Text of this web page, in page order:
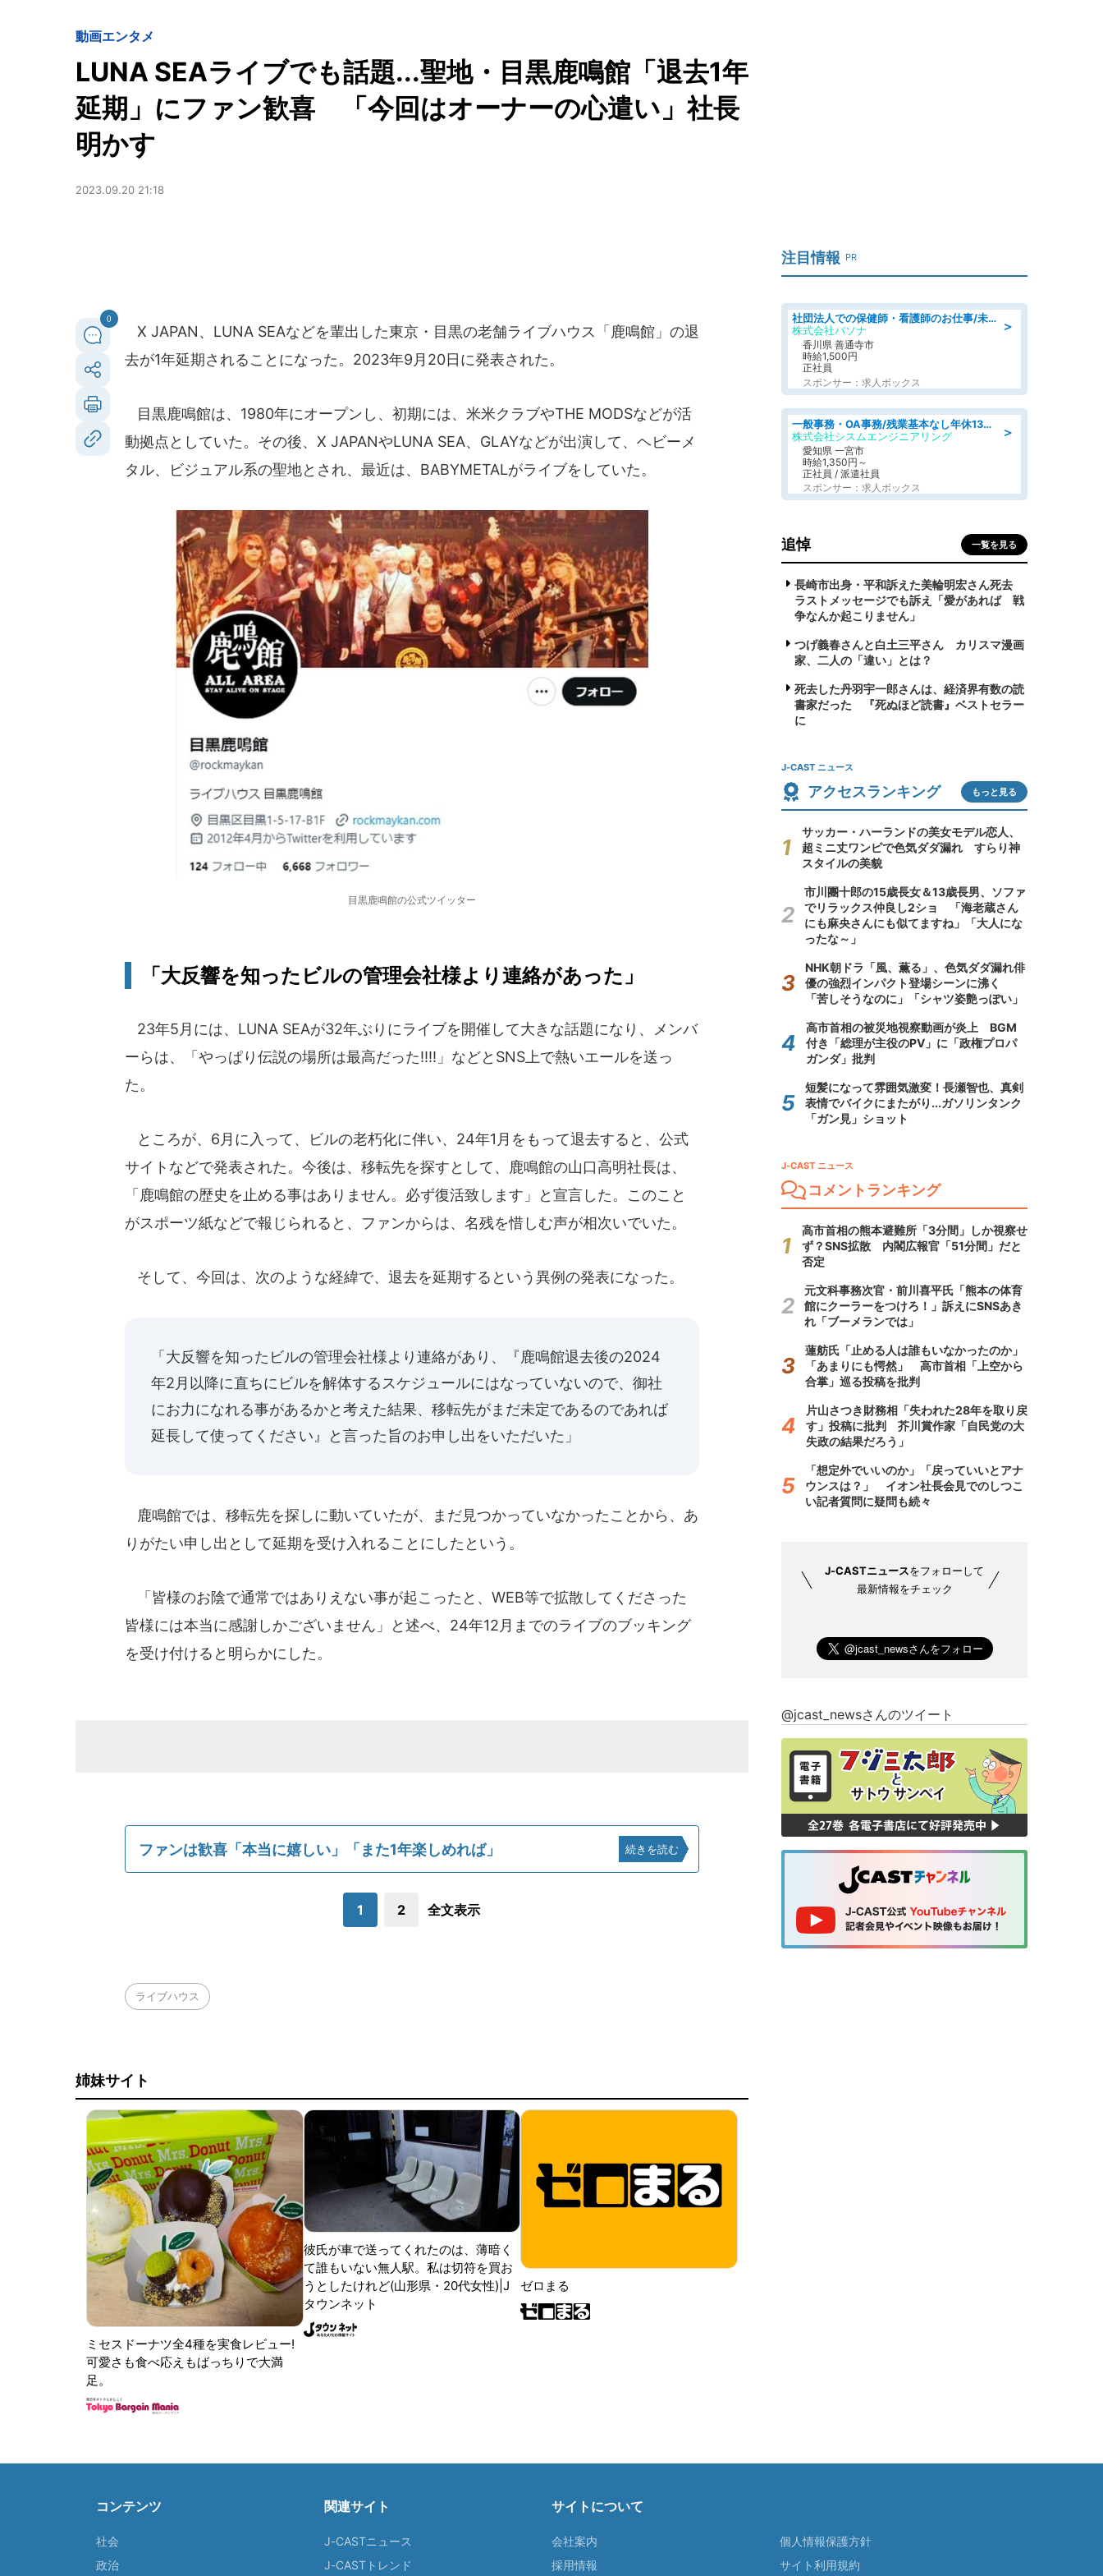
動画エンタメ
LUNA SEAライブでも話題...聖地・目黒鹿鳴館「退去1年
延期」にファン歓喜 「今回はオーナーの心遣い」社長
明かす
2023.09.20 21:18
0
X JAPAN、LUNA SEAなどを輩出した東京・目黒の老舗ライブハウス「鹿鳴館」の退
去が1年延期されることになった。2023年9月20日に発表された。
目黒鹿鳴館は、1980年にオープンし、初期には、米米クラブやTHE MODSなどが活
動拠点としていた。その後、X JAPANやLUNA SEA、GLAYなどが出演して、ヘビーメ
タル、ビジュアル系の聖地とされ、最近は、BABYMETALがライブをしていた。
目黒鹿鳴館の公式ツイッター
「大反響を知ったビルの管理会社様より連絡があった」
23年5月には、LUNA SEAが32年ぶりにライブを開催して大きな話題になり、メンバ
ーらは、「やっぱり伝説の場所は最高だった!!!!」などとSNS上で熱いエールを送っ
た。
ところが、6月に入って、ビルの老朽化に伴い、24年1月をもって退去すると、公式
サイトなどで発表された。今後は、移転先を探すとして、鹿鳴館の山口高明社長は、
「鹿鳴館の歴史を止める事はありません。必ず復活致します」と宣言した。このこと
がスポーツ紙などで報じられると、ファンからは、名残を惜しむ声が相次いでいた。
そして、今回は、次のような経緯で、退去を延期するという異例の発表になった。
「大反響を知ったビルの管理会社様より連絡があり、『鹿鳴館退去後の2024
年2月以降に直ちにビルを解体するスケジュールにはなっていないので、御社
にお力になれる事があるかと考えた結果、移転先がまだ未定であるのであれば
延長して使ってください』と言った旨のお申し出をいただいた」
鹿鳴館では、移転先を探しに動いていたが、まだ見つかっていなかったことから、あ
りがたい申し出として延期を受け入れることにしたという。
「皆様のお陰で通常ではありえない事が起こったと、WEB等で拡散してくださった
皆様には本当に感謝しかございません」と述べ、24年12月までのライブのブッキング
を受け付けると明らかにした。
ファンは歓喜「本当に嬉しい」「また1年楽しめれば」 続きを読む
1 2 全文表示
ライブハウス
姉妹サイト
ミセスドーナツ全4種を実食レビュー!
可愛さも食べ応えもばっちりで大満
足。
彼氏が車で送ってくれたのは、薄暗く
て誰もいない無人駅。私は切符を買お
うとしたけれど(山形県・20代女性)|J
タウンネット
ゼロまる
注目情報 PR
＞
社団法人での保健師・看護師のお仕事/未経験OK/要資格:普通免許、保健師、正看護師
株式会社パソナ
香川県 善通寺市
時給1,500円
正社員
スポンサー：求人ボックス
＞
一般事務・OA事務/残業基本なし年休130日社保完備の一般・調達事務
株式会社シスムエンジニアリング
愛知県 一宮市
時給1,350円～
正社員 / 派遣社員
スポンサー：求人ボックス
追悼 一覧を見る
長崎市出身・平和訴えた美輪明宏さん死去
ラストメッセージでも訴え「愛があれば 戦
争なんか起こりません」
つげ義春さんと白土三平さん カリスマ漫画
家、二人の「違い」とは？
死去した丹羽宇一郎さんは、経済界有数の読
書家だった 『死ぬほど読書』ベストセラー
に
J-CAST ニュース
アクセスランキング もっと見る
サッカー・ハーランドの美女モデル恋人、
超ミニ丈ワンピで色気ダダ漏れ すらり神
スタイルの美貌
市川團十郎の15歳長女＆13歳長男、ソファ
でリラックス仲良し2ショ 「海老蔵さん
にも麻央さんにも似てますね」「大人にな
ったな～」
NHK朝ドラ「風、薫る」、色気ダダ漏れ俳
優の強烈インパクト登場シーンに沸く
「苦しそうなのに」「シャツ姿艶っぽい」
高市首相の被災地視察動画が炎上 BGM
付き「総理が主役のPV」に「政権プロパ
ガンダ」批判
短髪になって雰囲気激変！長瀬智也、真剣
表情でバイクにまたがり...ガソリンタンク
「ガン見」ショット
J-CAST ニュース
コメントランキング
高市首相の熊本避難所「3分間」しか視察せ
ず？SNS拡散 内閣広報官「51分間」だと
否定
元文科事務次官・前川喜平氏「熊本の体育
館にクーラーをつけろ！」訴えにSNSあき
れ「ブーメランでは」
蓮舫氏「止める人は誰もいなかったのか」
「あまりにも愕然」 高市首相「上空から
合掌」巡る投稿を批判
片山さつき財務相「失われた28年を取り戻
す」投稿に批判 芥川賞作家「自民党の大
失政の結果だろう」
「想定外でいいのか」「戻っていいとアナ
ウンスは？」 イオン社長会見でのしつこ
い記者質問に疑問も続々
J-CASTニュースをフォローして
最新情報をチェック
@jcast_newsさんのツイート
コンテンツ
社会
政治
関連サイト
J-CASTニュース
J-CASTトレンド
サイトについて
会社案内
採用情報
個人情報保護方針
サイト利用規約